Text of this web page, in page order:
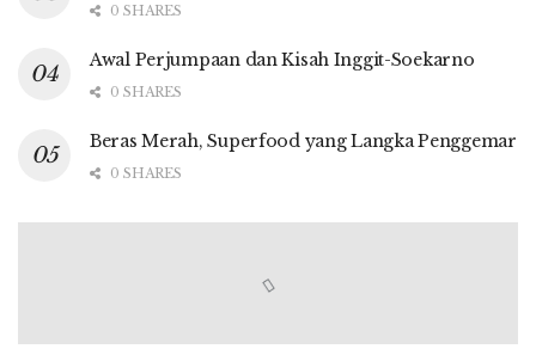
0 SHARES
Awal Perjumpaan dan Kisah Inggit-Soekarno
0 SHARES
Beras Merah, Superfood yang Langka Penggemar
0 SHARES